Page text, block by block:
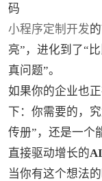
码
小程序定制开发
亮”，进化到了“
真问题”。
如果你的企业也
下：你需要的，
传册”，还是一个
直接驱动增长的
当你有这个想法